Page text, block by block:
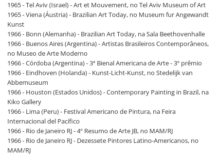
1965 - Tel Aviv (Israel) - Art et Mouvement, no Tel Aviv Museum of Art
1965 - Viena (Áustria) - Brazilian Art Today, no Museum fur Angewandt
Kunst
1966 - Bonn (Alemanha) - Brazilian Art Today, na Sala Beethovenhalle
1966 - Buenos Aires (Argentina) - Artistas Brasileiros Contemporâneos,
no Museo de Arte Moderno
1966 - Córdoba (Argentina) - 3ª Bienal Americana de Arte - 3º prêmio
1966 - Eindhoven (Holanda) - Kunst-Licht-Kunst, no Stedelijk van
Abbemuseum
1966 - Houston (Estados Unidos) - Contemporary Painting in Brazil, na
Kiko Gallery
1966 - Lima (Peru) - Festival Americano de Pintura, na Feira
Internacional del Pacífico
1966 - Rio de Janeiro RJ - 4º Resumo de Arte JB, no MAM/RJ
1966 - Rio de Janeiro RJ - Dezessete Pintores Latino-Americanos, no
MAM/RJ